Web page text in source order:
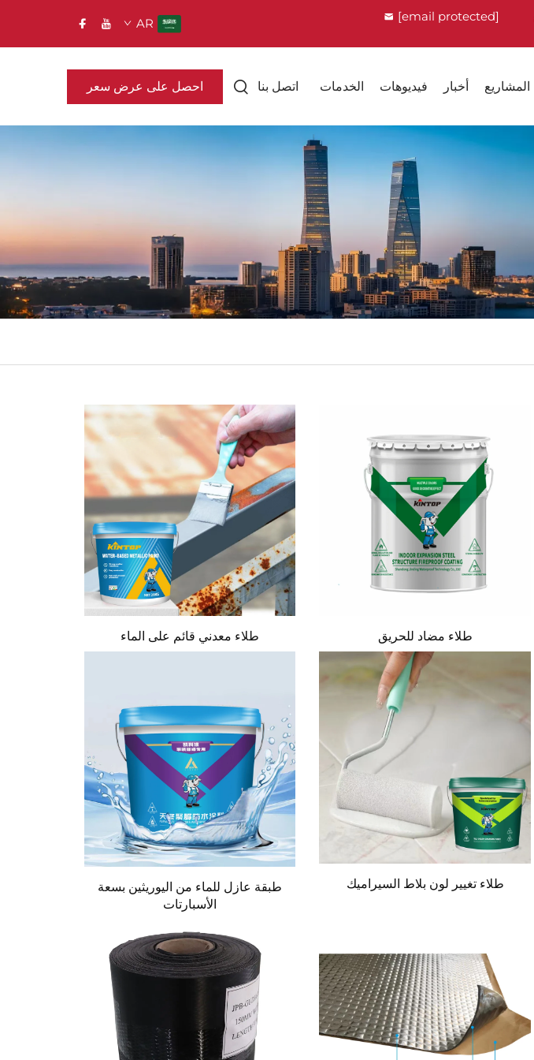
[email protected]
AR
المشاريع أخبار فيديوهات الخدمات اتصل بنا احصل على عرض سعر
طلاء مضاد للحريق طلاء معدني قائم على الماء
طلاء تغيير لون بلاط السيراميك
طبقة عازل للماء من اليوريثين بسعة
الأسبارتات